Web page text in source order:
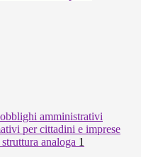
amministrativi
per cittadini e imprese
analoga 1